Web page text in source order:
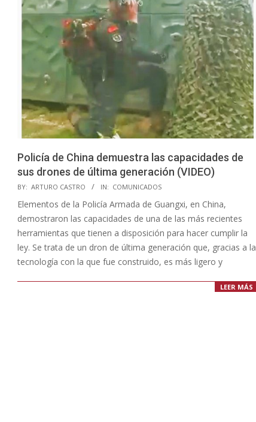
Policía de China demuestra las capacidades de
sus drones de última generación (VIDEO)
2023-
07-
12
BY: ARTURO CASTRO IN: COMUNICADOS
Elementos de la Policía Armada de Guangxi, en China,
demostraron las capacidades de una de las más recientes
herramientas que tienen a disposición para hacer cumplir la
ley. Se trata de un dron de última generación que, gracias a la
tecnología con la que fue construido, es más ligero y
LEER MÁS